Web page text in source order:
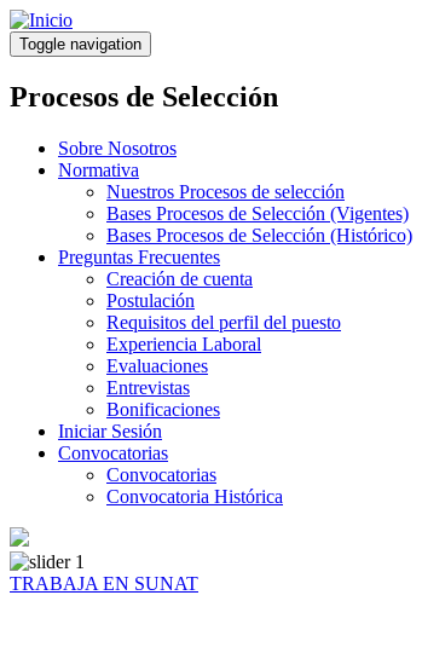
Pasar
al
contenido
principal
Toggle navigation
Procesos de Selección
Sobre Nosotros
Normativa
Nuestros Procesos de selección
Bases Procesos de Selección (Vigentes)
Bases Procesos de Selección (Histórico)
Preguntas Frecuentes
Creación de cuenta
Postulación
Requisitos del perfil del puesto
Experiencia Laboral
Evaluaciones
Entrevistas
Bonificaciones
Iniciar Sesión
Convocatorias
Convocatorias
Convocatoria Histórica
TRABAJA EN SUNAT